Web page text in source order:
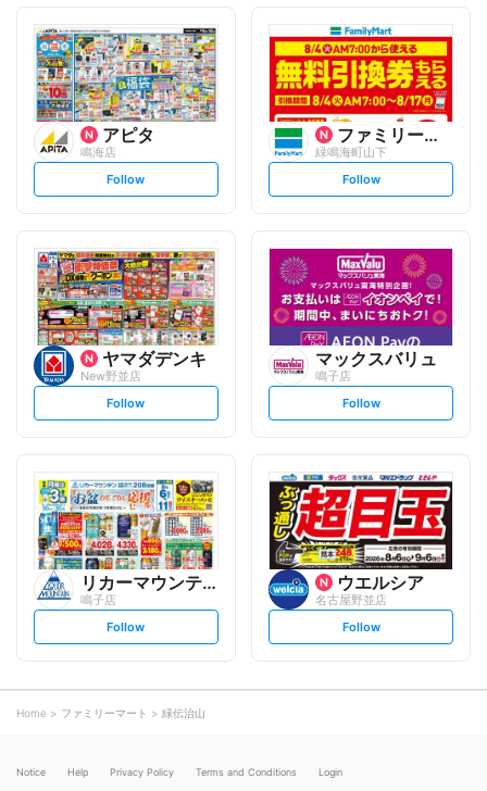
アピタ
鳴海店
s
l
o
w
Follow
ファミリーマート
緑鳴海町山下
s
l
o
w
Follow
ヤマダデンキ
New野並店
s
o
w
Follow
マックスバリュ
鳴子店
s
l
o
w
Follow
リカーマウンテン
鳴子店
s
l
o
Follow
ウエルシア
名古屋野並店
s
l
Follow
Home ファミリーマート 緑伝治山
Notice Help Privacy Policy Terms and Conditions Login